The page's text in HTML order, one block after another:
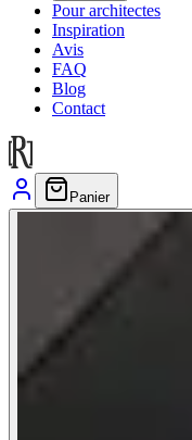
Pour architectes
Inspiration
Avis
FAQ
Blog
Contact
Panier